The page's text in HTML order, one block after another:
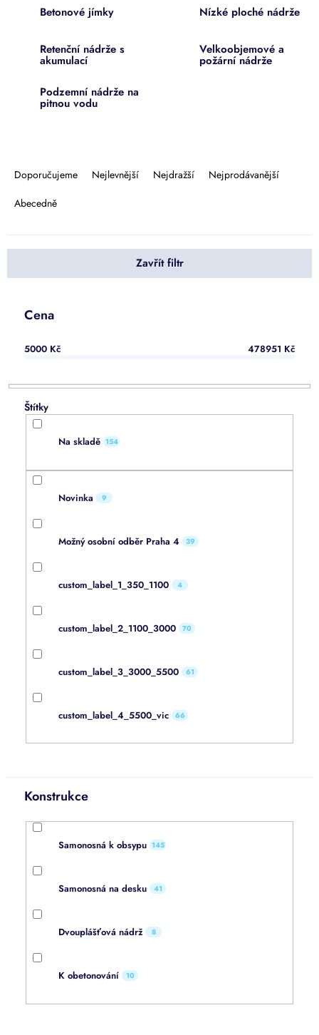
Betonové jímky Nízké ploché nádrže
Retenční nádrže s
akumulací
Velkoobjemové a
požární nádrže
Podzemní nádrže na
pitnou vodu
p
o
Doporučujeme Nejlevnější Nejdražší
Nejprodávanější
Abecedně
Zavřít filtr
Cena
5000 Kč 478951 Kč
Na skladě 154
Novinka 9
Možný osobní odběr Praha 4 39
custom_label_1_350_1100 4
custom_label_2_1100_3000 70
custom_label_3_3000_5500 61
custom_label_4_5500_vic 66
Konstrukce
Samonosná k obsypu 145
Samonosná na desku 41
Dvouplášťová nádrž 8
K obetonování 10